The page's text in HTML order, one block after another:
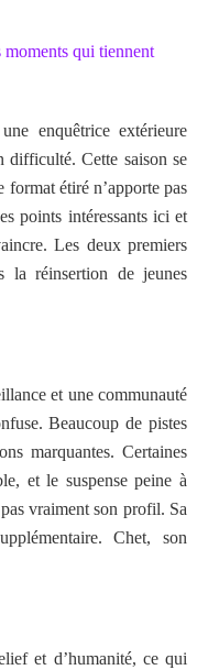
enquêtrice extérieure
difficulté. Cette saison se
format étiré n’apporte pas
points intéressants ici et
Les deux premiers
la réinsertion de jeunes
et une communauté
Beaucoup de pistes
marquantes. Certaines
et le suspense peine à
vraiment son profil. Sa
Chet, son
et d’humanité, ce qui